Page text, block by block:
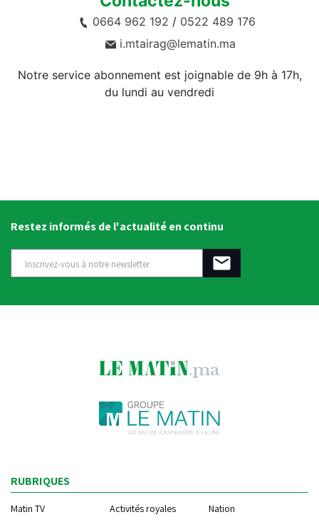
0664 962 192 / 0522 489 176
i.mtairag@lematin.ma
Notre service abonnement est joignable de 9h à 17h,
du lundi au vendredi
Restez informés de l'actualité en continu
RUBRIQUES
Matin TV Activités royales
Nation